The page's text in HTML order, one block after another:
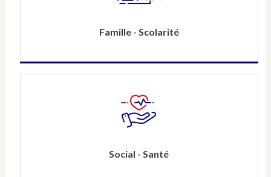
Famille - Scolarité
Social - Santé